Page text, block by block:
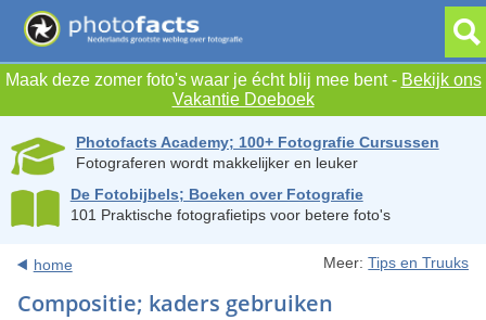
Maak deze zomer foto's waar je écht blij mee bent - Bekijk ons
Vakantie Doeboek
Photofacts Academy; 100+ Fotografie Cursussen
Fotograferen wordt makkelijker en leuker
De Fotobijbels; Boeken over Fotografie
101 Praktische fotografietips voor betere foto's
home Meer:Tips en Truuks
Compositie; kaders gebruiken